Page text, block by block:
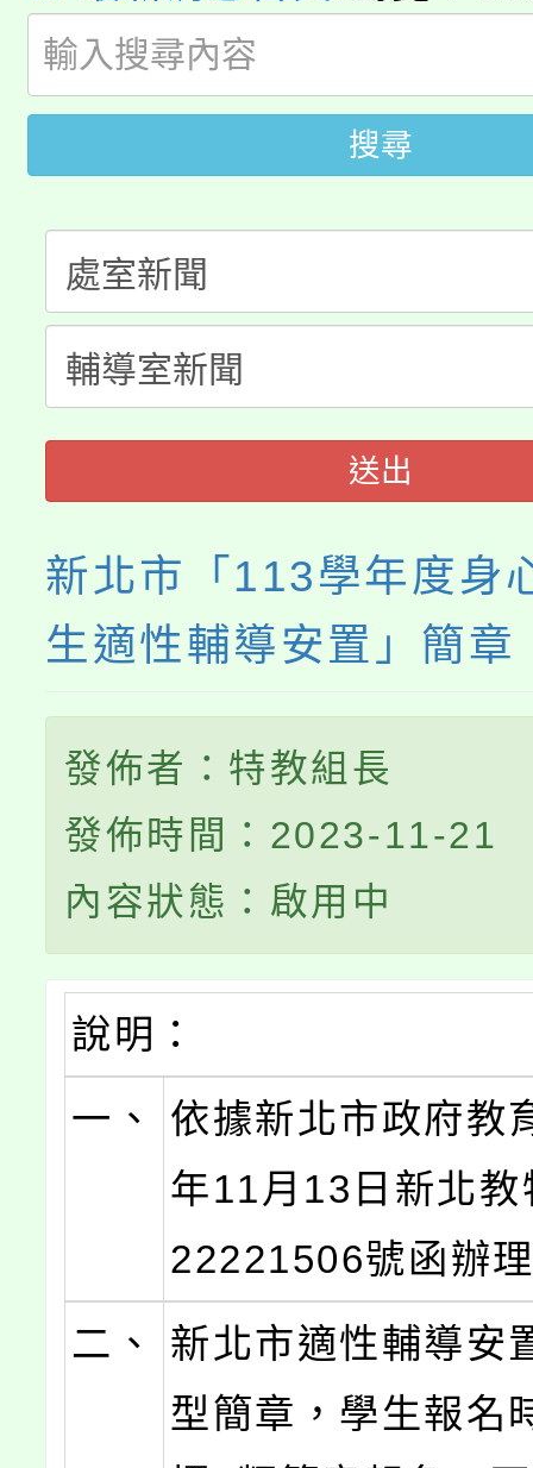
開!
115年桃園市運動會8/
田徑場及游泳池舉行。
桃園市低收入戶享有免
視費優惠，中低收入戶
半價優惠，詳情可洽有
者。
大園自造教育及科技中
份教師增能研習
大溪自造教育及科技中
份教師研習
淨零綠生活教案入校路
會
115年食農教育專業人
程
搜尋
送出
新北市「113學年度身
生適性輔導安置」簡章
發佈者：特教組長
發佈時間：2023-11-21
內容狀態：啟用中
說明：
一、
依據新北市政府教
年11月13日新北
22221506號函辦
二、
新北市適性輔導安
型簡章，學生報名